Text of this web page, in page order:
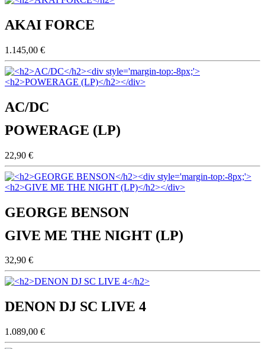
AKAI FORCE
1.145,00 €
AC/DC
POWERAGE (LP)
22,90 €
GEORGE BENSON
GIVE ME THE NIGHT (LP)
32,90 €
DENON DJ SC LIVE 4
1.089,00 €